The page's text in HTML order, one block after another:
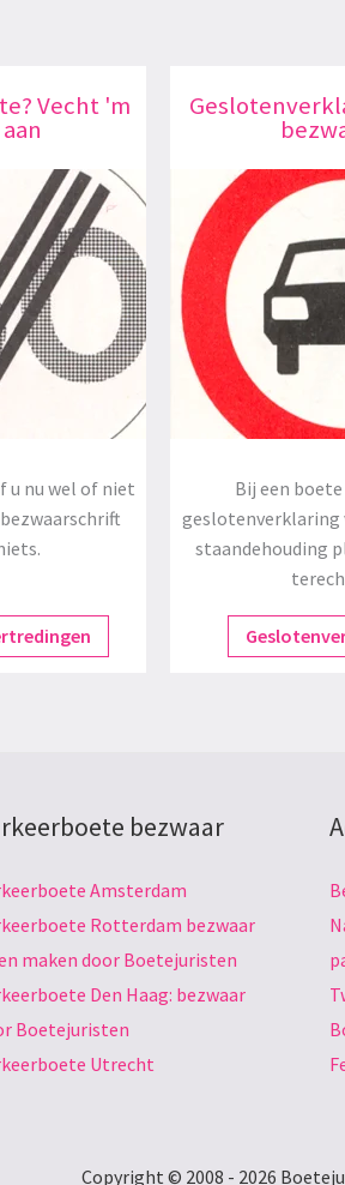
Vecht 'm
u nu wel of niet
Bij een
geslotenverklaring
staandehouding
bezwaar
Amsterdam
Rotterdam bezwaar
maken door Boetejuristen
Den Haag: bezwaar
Boetejuristen
Utrecht
Copyright © 2008 - 2026